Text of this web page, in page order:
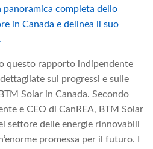
panoramica completa dello
in Canada e delinea il suo
questo rapporto indipendente
sui progressi e sulle
Solar in Canada. Secondo
e CEO di CanREA, BTM Solar
settore delle energie rinnovabili
promessa per il futuro. I